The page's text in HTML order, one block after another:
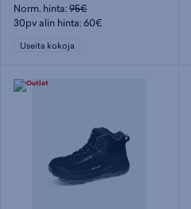
Norm. hinta:95€
30pv alin hinta: 60€
Useita kokoja